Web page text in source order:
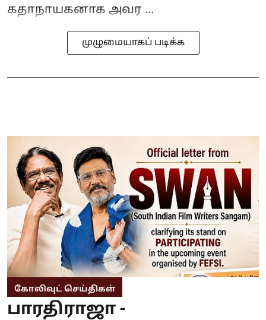
கதாநாயகனாக அவர ...
முழுமையாகப் படிக்க
கோலிவுட் செய்திகள்
பாரதிராஜா -